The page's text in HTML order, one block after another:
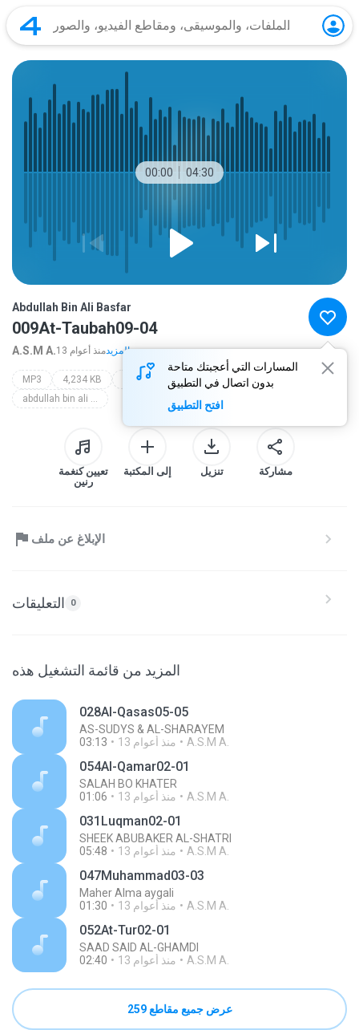
00:00 04:30
المسارات التي أعجبتك متاحة
بدون اتصال في التطبيق
افتح التطبيق
Abdullah Bin Ali Basfar
009At-Taubah09-04
A.S.M A. 13 منذ أعوام المزيد...
MP3 4,234 KB Other
abdullah bin ali basfar
تعيين كنغمة
رنين
إلى المكتبة تنزيل مشاركة
الإبلاغ عن ملف
التعليقات 0
المزيد من قائمة التشغيل هذه
028Al-Qasas05-05
AS-SUDYS & AL-SHARAYEM
03:13
13 منذ أعوام A.S.M A.
054Al-Qamar02-01
SALAH BO KHATER
01:06
13 منذ أعوام A.S.M A.
031Luqman02-01
SHEEK ABUBAKER AL-SHATRI
05:48
13 منذ أعوام A.S.M A.
047Muhammad03-03
Maher Alma aygali
01:30
13 منذ أعوام A.S.M A.
052At-Tur02-01
SAAD SAID AL-GHAMDI
02:40
13 منذ أعوام A.S.M A.
عرض جميع مقاطع 259